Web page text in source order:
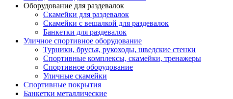
Оборудование для раздевалок
Скамейки для раздевалок
Скамейки с вешалкой для раздевалок
Банкетки для раздевалок
Уличное спортивное оборудование
Турники, брусья, рукоходы, шведские стенки
Спортивные комплексы, скамейки, тренажеры
Спортивное оборудование
Уличные скамейки
Спортивные покрытия
Банкетки металлические